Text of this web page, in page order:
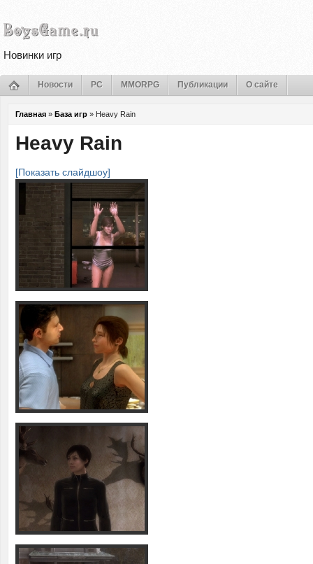
Новинки игр
Новости PC MMORPG Публикации О сайте
Главная » База игр » Heavy Rain
Heavy Rain
[Показать слайдшоу]